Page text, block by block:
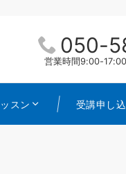
050-
営業時間9:00-
スン 受講申し